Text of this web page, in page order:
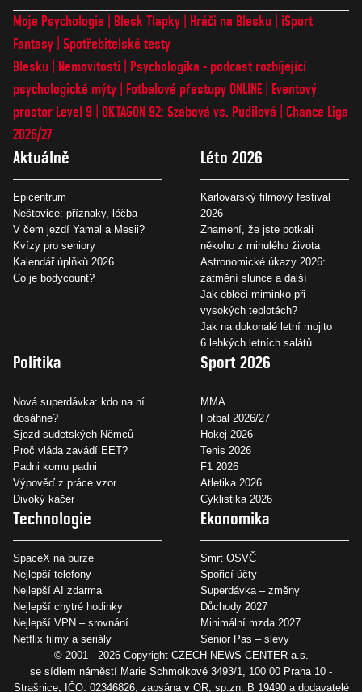
Moje Psychologie Blesk Tlapky Hráči na Blesku
iSport
Fantasy Spotřebitelské testy
Blesku
Nemovitosti
Psychologika - podcast rozbíjející
psychologické mýty
Fotbalové přestupy ONLINE
Eventový
prostor Level 9 OKTAGON 92: Szabová vs. Pudilová
Chance Liga
2026/27
Aktuálně
Epicentrum
Neštovice: příznaky, léčba
V čem jezdí Yamal a Mesii?
Kvízy pro seniory
Kalendář úplňků 2026
Co je bodycount?
Léto 2026
Karlovarský filmový festival
2026
Znamení, že jste potkali
někoho z minulého života
Astronomické úkazy 2026:
zatmění slunce a další
Jak obléci miminko při
vysokých teplotách?
Jak na dokonalé letní mojito
6 lehkých letních salátů
Politika
Nová superdávka: kdo na ní
dosáhne?
Sjezd sudetských Němců
Proč vláda zavádí EET?
Padni komu padni
Výpověď z práce vzor
Divoký kačer
Sport 2026
MMA
Fotbal 2026/27
Hokej 2026
Tenis 2026
F1 2026
Atletika 2026
Cyklistika 2026
Technologie
SpaceX na burze
Nejlepší telefony
Nejlepší AI zdarma
Nejlepší chytré hodinky
Nejlepší VPN – srovnání
Netflix filmy a seriály
Ekonomika
Smrt OSVČ
Spořicí účty
Superdávka – změny
Důchody 2027
Minimální mzda 2027
Senior Pas – slevy
© 2001 - 2026 Copyright CZECH NEWS CENTER a.s.
se sídlem náměstí Marie Schmolkové 3493/1, 100 00 Praha 10 -
Strašnice, IČO: 02346826, zapsána v OR, sp.zn. B 19490 a dodavatelé